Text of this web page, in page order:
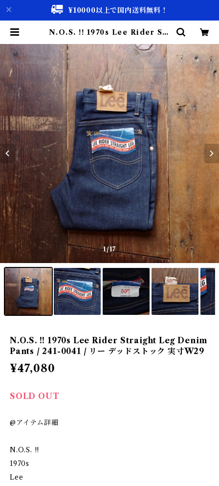
¥10000以上で国内送料無料！
N.O.S. !! 1970s Lee Rider Str
0041 / リー デッドストック 実寸W
29 | 古着屋 仙台 biscco【古着 &
Vintage 通販】
1/17
N.O.S. !! 1970s Lee Rider Straight Leg Denim
Pants / 241-0041 / リー デッドストック 実寸W29
¥47,080
SOLD OUT
@アイテム詳細
N.O.S. !!
1970s
Lee